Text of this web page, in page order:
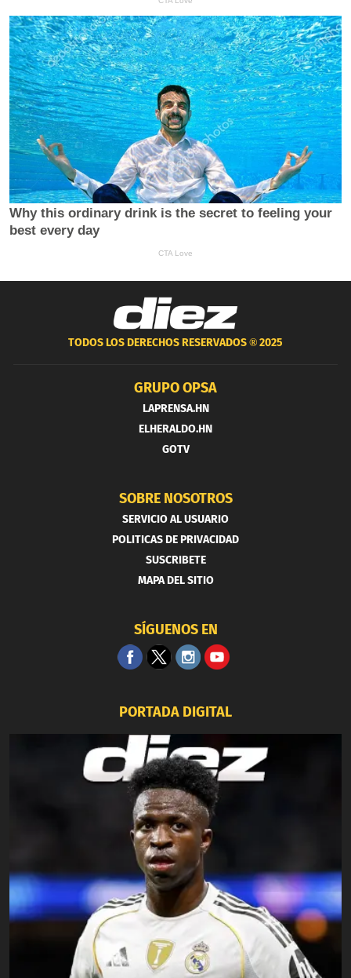
TODOS LOS DERECHOS RESERVADOS ®2025
GRUPO OPSA
LAPRENSA.HN
ELHERALDO.HN
GOTV
SOBRE NOSOTROS
SERVICIO AL USUARIO
POLITICAS DE PRIVACIDAD
SUSCRIBETE
MAPA DEL SITIO
SÍGUENOS EN
PORTADA DIGITAL